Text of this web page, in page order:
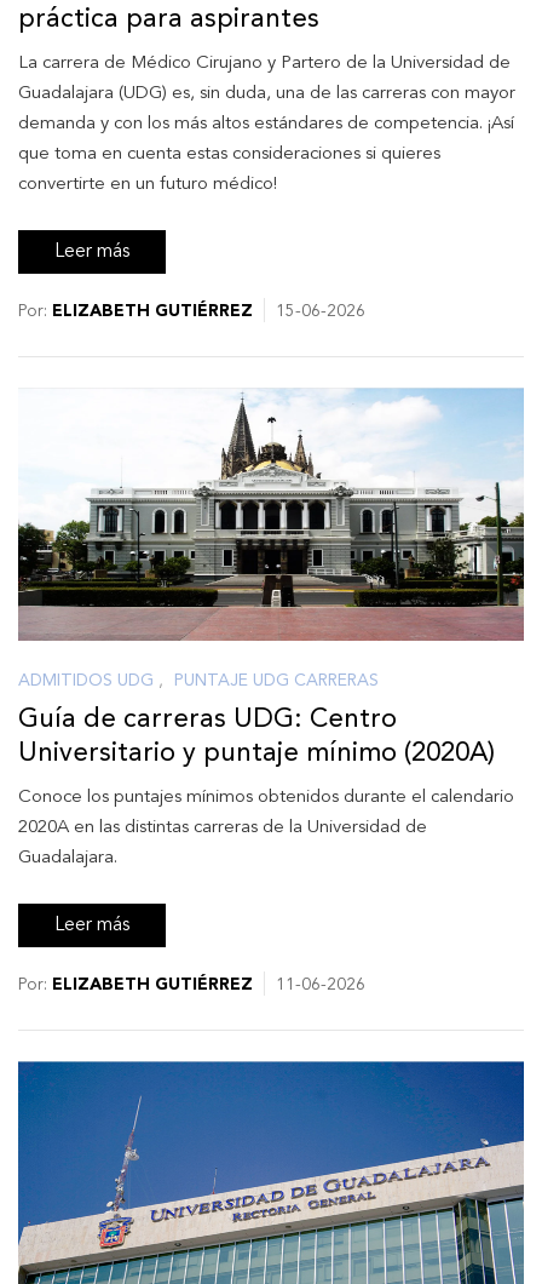
práctica para aspirantes
La carrera de Médico Cirujano y Partero de la Universidad de
Guadalajara (UDG) es, sin duda, una de las carreras con mayor
demanda y con los más altos estándares de competencia. ¡Así
que toma en cuenta estas consideraciones si quieres
convertirte en un futuro médico!
Leer más
Por: ELIZABETH GUTIÉRREZ 15-06-2026
ADMITIDOS UDG , PUNTAJE UDG CARRERAS
Guía de carreras UDG: Centro
Universitario y puntaje mínimo (2020A)
Conoce los puntajes mínimos obtenidos durante el calendario
2020A en las distintas carreras de la Universidad de
Guadalajara.
Leer más
Por: ELIZABETH GUTIÉRREZ 11-06-2026